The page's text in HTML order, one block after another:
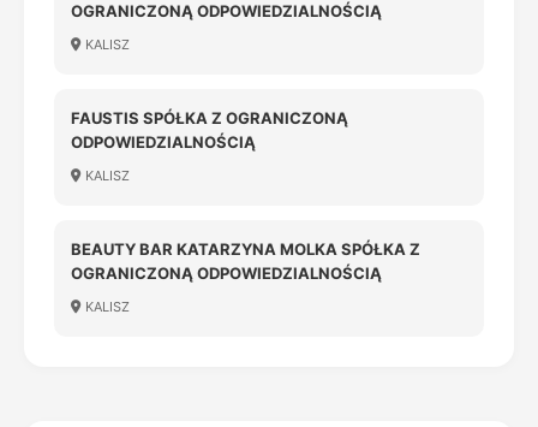
OGRANICZONĄ ODPOWIEDZIALNOŚCIĄ
KALISZ
FAUSTIS SPÓŁKA Z OGRANICZONĄ
ODPOWIEDZIALNOŚCIĄ
KALISZ
BEAUTY BAR KATARZYNA MOLKA SPÓŁKA Z
OGRANICZONĄ ODPOWIEDZIALNOŚCIĄ
KALISZ